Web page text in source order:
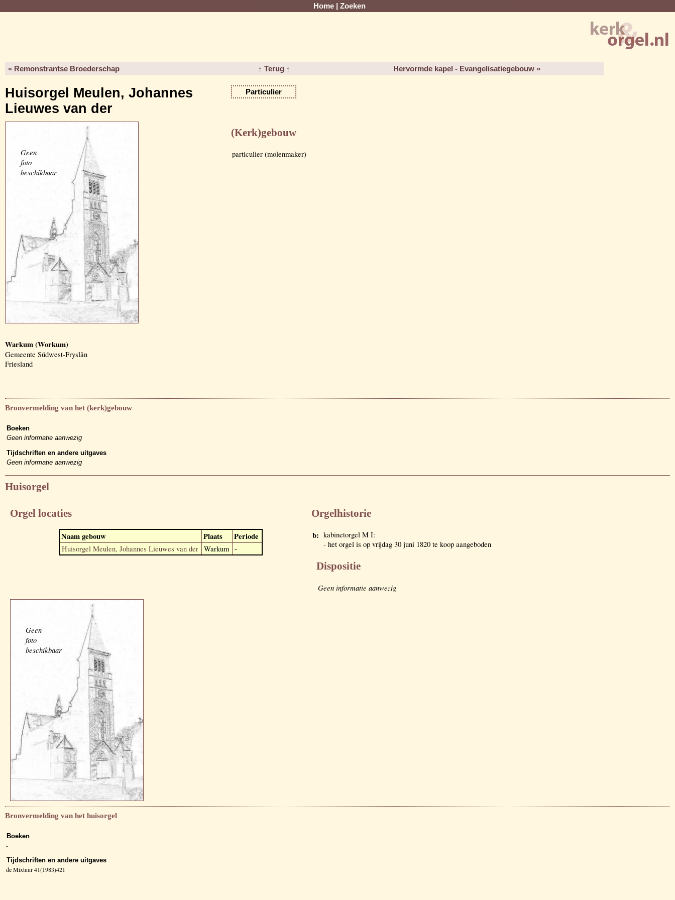
Home Zoeken
« Remonstrantse Broederschap ↑ Terug ↑ Hervormde kapel - Evangelisatiegebouw »
Huisorgel Meulen, Johannes
Lieuwes van der
Particulier
Geen
foto
beschikbaar
Warkum (Workum)
Gemeente Súdwest-Fryslân
Friesland
(Kerk)gebouw
particulier (molenmaker)
Bronvermelding van het (kerk)gebouw
Boeken
Geen informatie aanwezig
Tijdschriften en andere uitgaves
Geen informatie aanwezig
Huisorgel
Orgel locaties
Naam gebouw Plaats Periode
Huisorgel Meulen, Johannes Lieuwes van der Warkum -
Orgelhistorie
b: kabinetorgel M I:
- het orgel is op vrijdag 30 juni 1820 te koop aangeboden
Dispositie
Geen informatie aanwezig
Geen
foto
beschikbaar
Bronvermelding van het huisorgel
Boeken
-
Tijdschriften en andere uitgaves
de Mixtuur 41(1983)421